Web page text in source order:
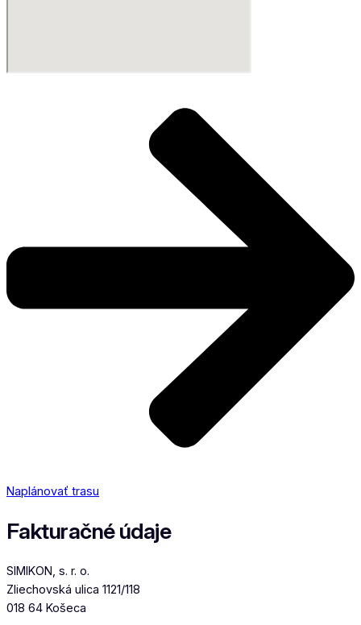
Naplánovať trasu
Fakturačné údaje
SIMIKON, s. r. o.
Zliechovská ulica 1121/118
018 64 Košeca